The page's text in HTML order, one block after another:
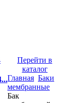
Перейти в
каталог
Главная Баки
мембранные
Бак